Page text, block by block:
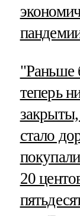
"Раньше
теперь
закрыты,
стало
20